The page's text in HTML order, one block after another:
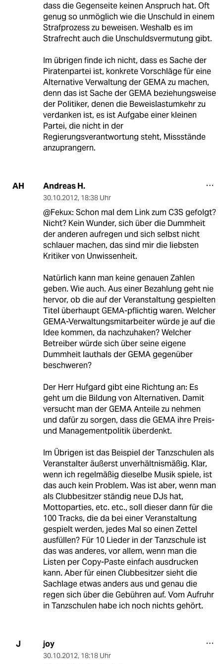
dass die Gegenseite keinen Anspruch hat. Oft
genug so unmöglich wie die Unschuld in einem
Strafprozess zu beweisen. Weshalb es im
Strafrecht auch die Unschuldsvermutung gibt.
Im übrigen finde ich nicht, dass es Sache der
Piratenpartei ist, konkrete Vorschläge für eine
Alternative Verwaltung der GEMA zu machen,
denn das ist Sache der GEMA beziehungsweise
der Politiker, denen die Beweislastumkehr zu
verdanken ist, es ist Aufgabe einer kleinen
Partei, die nicht in der
Regierungsverantwortung steht, Missstände
anzuprangern.
AH Andreas H.
30.10.2012, 18:38 Uhr
@Fekux: Schon mal dem Link zum C3S gefolgt?
Nicht? Kein Wunder, sich über die Dummheit
der anderen aufregen und sich selbst nicht
schlauer machen, das sind mir die liebsten
Kritiker von Unwissenheit.
Natürlich kann man keine genauen Zahlen
geben. Wie auch. Aus einer Bezahlung geht nie
hervor, ob die auf der Veranstaltung gespielten
Titel überhaupt GEMA-pflichtig waren. Welcher
GEMA-Verwaltungsmitarbeiter würde je auf die
Idee kommen, da nachzuhaken? Welcher
Betreiber würde sich über seine eigene
Dummheit lauthals der GEMA gegenüber
beschweren?
Der Herr Hufgard gibt eine Richtung an: Es
geht um die Bildung von Alternativen. Damit
versucht man der GEMA Anteile zu nehmen
und dafür zu sorgen, dass die GEMA ihre Preis-
und Managementpolitik überdenkt.
Im Übrigen ist das Beispiel der Tanzschulen als
Veranstalter äußerst unverhältnismäßig. Klar,
wenn ich regelmäßig dieselbe Musik spiele, ist
das auch kein Problem. Was ist aber, wenn man
als Clubbesitzer ständig neue DJs hat,
Mottoparties, etc. etc., soll dieser dann für die
100 Tracks, die da bei einer Veranstaltung
gespielt werden, jedes Mal so einen Zettel
ausfüllen? Für 10 Lieder in der Tanzschule ist
das was anderes, vor allem, wenn man die
Listen per Copy-Paste einfach ausdrucken
kann. Aber für einen Clubbesitzer sieht die
Sachlage etwas anders aus und genau die
regen sich über die Gebühren auf. Vom Aufruhr
in Tanzschulen habe ich noch nichts gehört.
J joy
30.10.2012, 18:18 Uhr